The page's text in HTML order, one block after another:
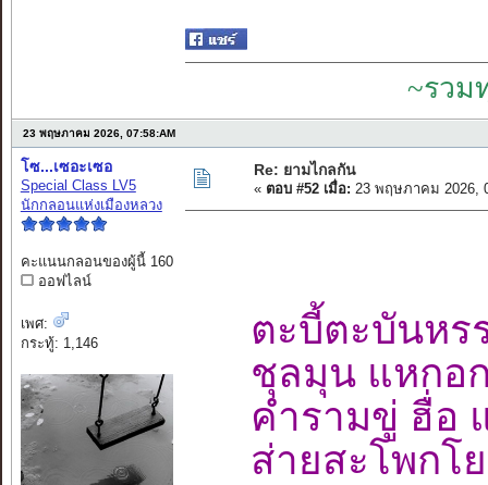
~รวม
23 พฤษภาคม 2026, 07:58:AM
โซ...เซอะเซอ
Special Class LV5
นักกลอนแห่งเมืองหลวง
คะแนนกลอนของผู้นี้ 160
ออฟไลน์
เพศ:
กระทู้: 1,146
Re: ยามไกลกัน
« ตอบ #52 เมื่อ: 23 พฤษภาคม 2026,
ตะบี้ตะบันหร
ชุลมุน แหกอ
คำรามขู่ ฮื่อ
ส่ายสะโพกโ